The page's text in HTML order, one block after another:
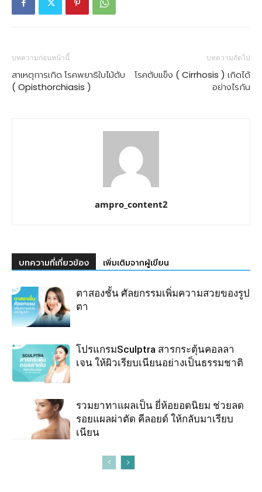
บทความก่อนหน้านี้
สาเหตุการเกิด โรคพยาธิใบไม้ตับ
( Opisthorchiasis )
บทความถัดไป
โรคตับแข็ง ( Cirrhosis ) เกิดได้
อย่างไรกัน
ampro_content2
บทความที่เกี่ยวข้อง เพิ่มเติมจากผู้เขียน
ตาสองชั้น ศัลยกรรมเพิ่มความสวยของรูป
ตา
โปรแกรมSculptra สารกระตุ้นคอลลา
เจน ให้ผิวเรียบเนียนอย่างเป็นธรรมชาติ
รวมยาทาแผลเป็น ยี่ห้อยอดนิยม ช่วยลด
รอยแผลผ่าตัด คีลอยด์ ให้กลับมาเรียบ
เนียน